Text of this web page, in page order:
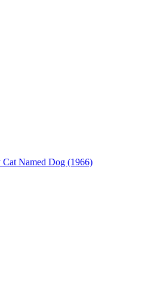
Named Dog (1966)